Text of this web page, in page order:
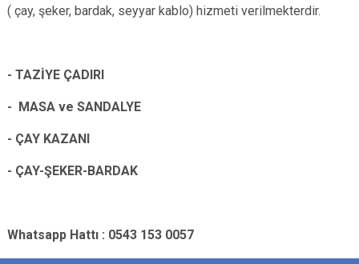
( çay, şeker, bardak, seyyar kablo) hizmeti verilmekterdir.
- TAZİYE ÇADIRI
- MASA ve SANDALYE
- ÇAY KAZANI
- ÇAY-ŞEKER-BARDAK
Whatsapp Hattı : 0543 153 0057